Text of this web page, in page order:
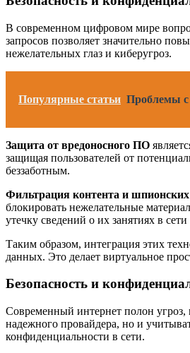
В современном цифровом мире
запросов позволяет значительно
нежелательных глаз и киберугроз.
Популярные статьи Проблемы с
Защита от вредоносного ПО
защищая пользователей от
беззаботным.
Фильтрация контента и шпионских
блокировать нежелательные
утечку сведений о их занятиях в
Таким образом, интеграция этих
данных. Это делает виртуальное
Безопасность и
Современный интернет полон угроз,
надежного провайдера, но и
конфиденциальности в сети.